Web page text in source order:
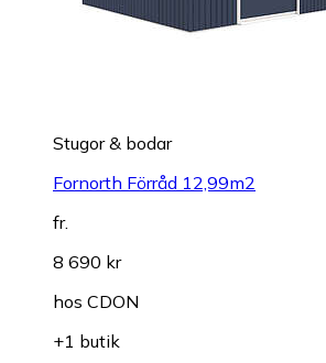
Stugor & bodar
Fornorth Förråd 12,99m2
fr.
8 690 kr
hos CDON
+1 butik